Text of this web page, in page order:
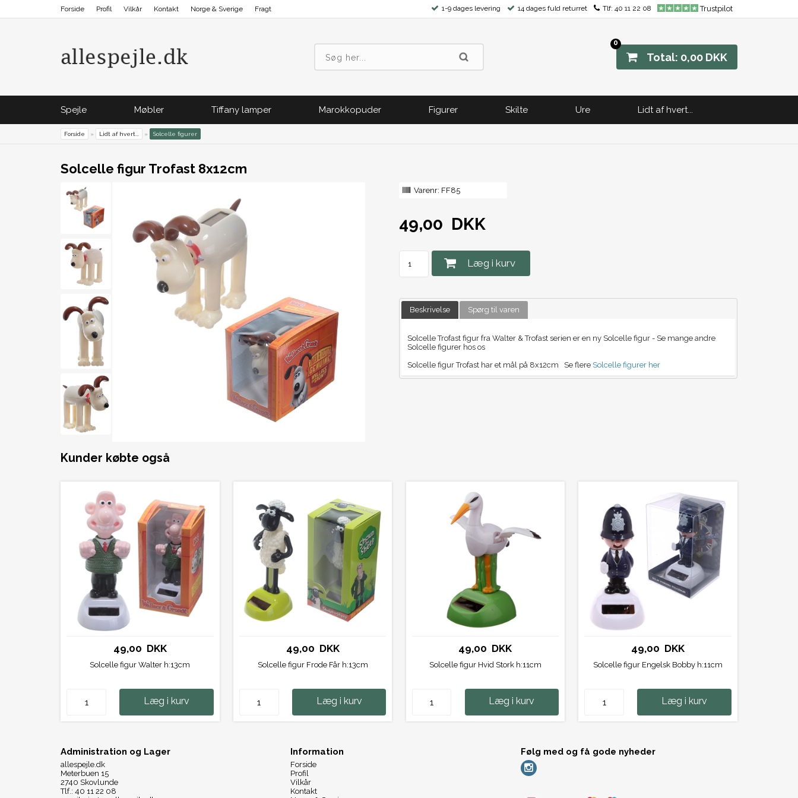
1-9 dages levering 14 dages fuld returret Tlf: 40 11 22 08 Trustpilot
Forside Profil Vilkår Kontakt Norge & Sverige Fragt
Total: 0,00 DKK
0
Spejle Møbler Tiffany lamper Marokkopuder Figurer Skilte Ure Lidt af hvert...
Forside » Lidt af hvert... » Solcelle figurer
Solcelle figur Trofast 8x12cm
Varenr: FF85
49,00 DKK
Læg i kurv
Beskrivelse Spørg til varen
Solcelle Trofast figur fra Walter & Trofast serien er en ny Solcelle figur - Se mange andre
Solcelle figurer hos os
Solcelle figur Trofast har et mål på 8x12cm Se flere Solcelle figurer her
Kunder købte også
49,00 DKK
Solcelle figur Walter h:13cm
Læg i kurv
49,00 DKK
Solcelle figur Frode Får h:13cm
Læg i kurv
49,00 DKK
Solcelle figur Hvid Stork h:11cm
Læg i kurv
49,00 DKK
Solcelle figur Engelsk Bobby h:11cm
Læg i kurv
Administration og Lager
allespejle.dk
Meterbuen 15
2740 Skovlunde
Tlf.: 40 11 22 08
Information
Forside
Profil
Vilkår
Kontakt
Følg med og få gode nyheder